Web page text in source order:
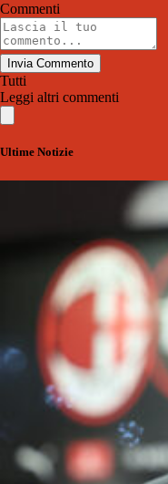
Commenti
Invia Commento
Tutti
Leggi altri commenti
Ultime Notizie